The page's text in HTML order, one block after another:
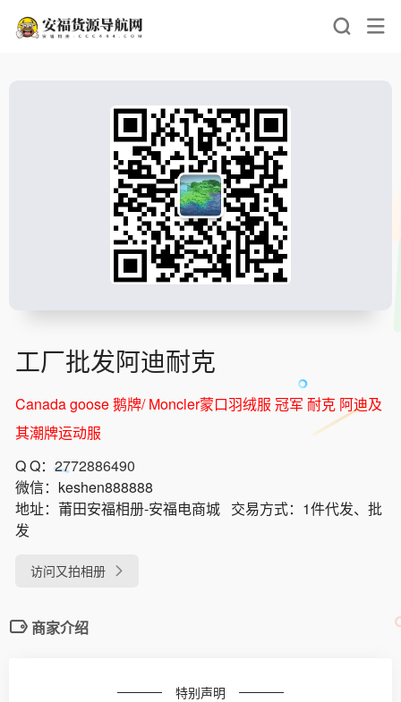
工厂批发阿迪耐克
Canada goose 鹅牌/ Moncler蒙口羽绒服 冠军 耐克 阿迪及
其潮牌运动服
Q Q：2772886490
微信： keshen888888
地址： 莆田安福相册-安福电商城 交易方式： 1件代发、批
发
访问又拍相册
商家介绍
特别声明